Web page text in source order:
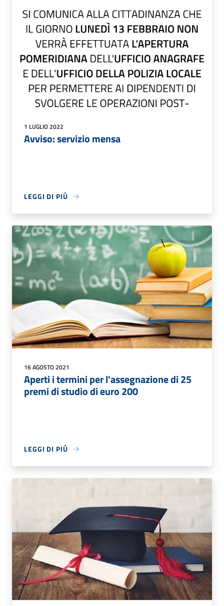
1 LUGLIO 2022
Avviso: servizio mensa
LEGGI DI PIÙ
16 AGOSTO 2021
Aperti i termini per l'assegnazione di 25
premi di studio di euro 200
LEGGI DI PIÙ